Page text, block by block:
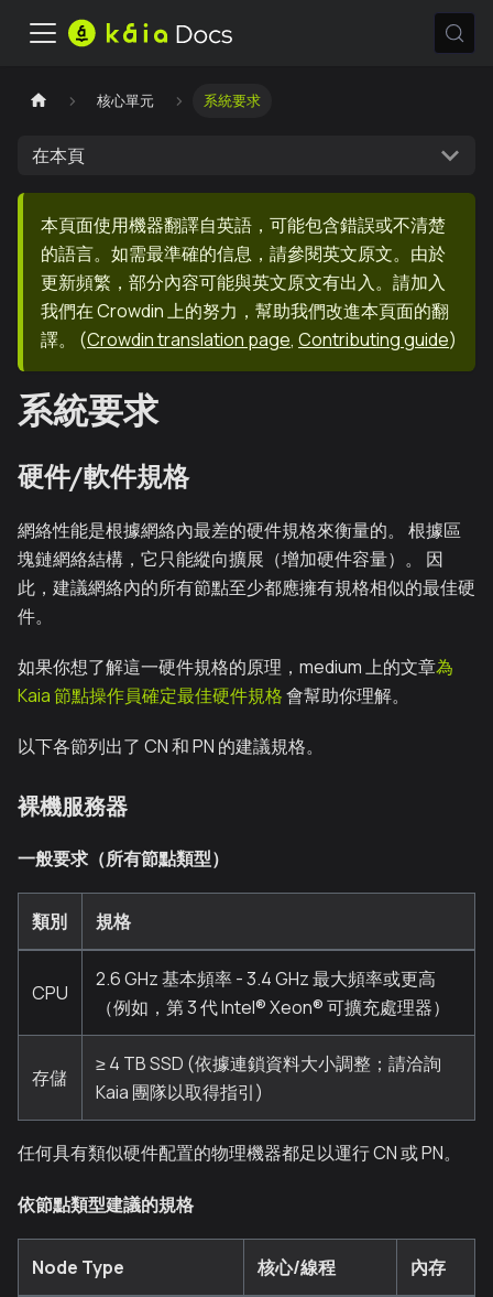
核心單元 系統要求
在本頁
本頁面使用機器翻譯自英語，可能包含錯誤或不清楚
的語言。如需最準確的信息，請參閱英文原文。由於
更新頻繁，部分內容可能與英文原文有出入。請加入
我們在 Crowdin 上的努力，幫助我們改進本頁面的翻
譯。
(Crowdin translation page, Contributing guide)
系統要求
硬件/軟件規格
網絡性能是根據網絡內最差的硬件規格來衡量的。 根據區
塊鏈網絡結構，它只能縱向擴展（增加硬件容量）。 因
此，建議網絡內的所有節點至少都應擁有規格相似的最佳硬
件。
如果你想了解這一硬件規格的原理，medium 上的文章為
Kaia 節點操作員確定最佳硬件規格會幫助你理解。
以下各節列出了 CN 和 PN 的建議規格。
裸機服務器
一般要求（所有節點類型）
類別 規格
CPU
2.6 GHz 基本頻率 - 3.4 GHz 最大頻率或更高
（例如，第 3 代 Intel® Xeon® 可擴充處理器）
存儲
≥ 4 TB SSD (依據連鎖資料大小調整；請洽詢
Kaia 團隊以取得指引)
任何具有類似硬件配置的物理機器都足以運行 CN 或 PN。
依節點類型建議的規格
Node Type 核心/線程 內存